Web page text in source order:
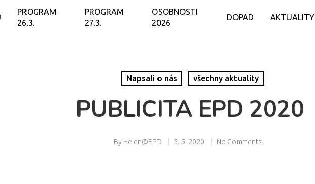
PROGRAM
26.3.
PROGRAM
27.3.
OSOBNOSTI
2026
DOPAD AKTUALITY
Napsali o nás všechny aktuality
PUBLICITA EPD 2020
By Helen@EPD 5. 5. 2020 No Comments